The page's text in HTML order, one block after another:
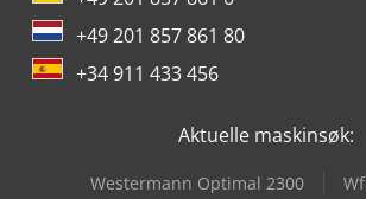
+49 201 857 861 80
+34 911 433 456
Aktuelle maskinsøk:
Westermann Optimal 2300 Wf